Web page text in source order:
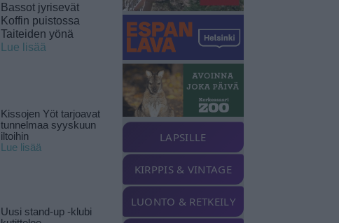
Bassot jyrisevät
Koffin puistossa
Taiteiden yönä
Lue lisää
Kissojen Yöt tarjoavat
tunnelmaa syyskuun
iltoihin
Lue lisää
Uusi stand-up -klubi
LAPSILLE
KIRPPIS & VINTAGE
LUONTO & RETKEILY